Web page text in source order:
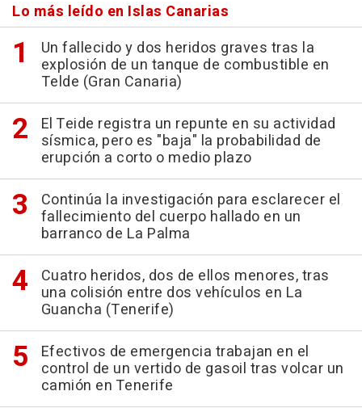
Lo más leído en Islas Canarias
Un fallecido y dos heridos graves tras la
explosión de un tanque de combustible en
Telde (Gran Canaria)
El Teide registra un repunte en su actividad
sísmica, pero es "baja" la probabilidad de
erupción a corto o medio plazo
Continúa la investigación para esclarecer el
fallecimiento del cuerpo hallado en un
barranco de La Palma
Cuatro heridos, dos de ellos menores, tras
una colisión entre dos vehículos en La
Guancha (Tenerife)
Efectivos de emergencia trabajan en el
control de un vertido de gasoil tras volcar un
camión en Tenerife